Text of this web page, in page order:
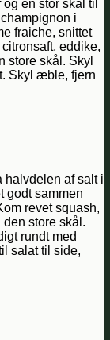
en stor skål til
i
fraiche, snittet
eddike,
store skål. Skyl
Skyl æble, fjern
halvdelen af salt i
godt sammen
revet squash,
store skål.
rundt med
salat til side,